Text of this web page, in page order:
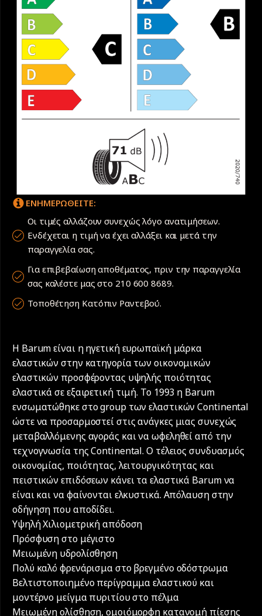
ΕΝΗΜΕΡΩΘΕΙΤΕ:
Οι τιμές αλλάζουν συνεχώς λόγο ανατιμήσεων.
Ενδέχεται η τιμή να έχει αλλάξει και μετά την
παραγγελία σας.
Για επιβεβαίωση αποθέματος, πριν την παραγγελία
σας καλέστε μας στο 210 600 8689.
Τοποθέτηση Κατόπιν Ραντεβού.
Η Barum είναι η ηγετική ευρωπαϊκή μάρκα
ελαστικών στην κατηγορία των οικονομικών
ελαστικών προσφέροντας υψηλής ποιότητας
ελαστικά σε εξαιρετική τιμή. Το 1993 η Barum
ενσωματώθηκε στο group των ελαστικών Continental
ώστε να προσαρμοστεί στις ανάγκες μιας συνεχώς
μεταβαλλόμενης αγοράς και να ωφεληθεί από την
τεχνογνωσία της Continental. Ο τέλειος συνδυασμός
οικονομίας, ποιότητας, λειτουργικότητας και
πειστικών επιδόσεων κάνει τα ελαστικά Barum να
είναι και να φαίνονται ελκυστικά. Απόλαυση στην
οδήγηση που αποδίδει.
Υψηλή Χιλιομετρική απόδοση
Πρόσφυση στο μέγιστο
Μειωμένη υδρολίσθηση
Πολύ καλό φρενάρισμα στο βρεγμένο οδόστρωμα
Βελτιστοποιημένο περίγραμμα ελαστικού και
μοντέρνο μείγμα πυριτίου στο πέλμα
Mειωμένη ολίσθηση, ομοιόμορφη κατανομή πίεσης